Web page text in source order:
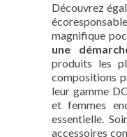
Découvrez
magnifique
une
produits les
compositions
leur gamme
et femmes
essentielle.
accessoires